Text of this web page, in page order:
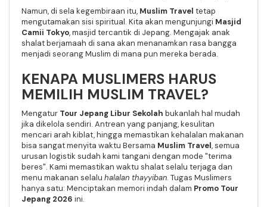
Namun, di sela kegembiraan itu, Muslim Travel tetap
mengutamakan sisi spiritual. Kita akan mengunjungi Masjid
Camii Tokyo, masjid tercantik di Jepang. Mengajak anak
shalat berjamaah di sana akan menanamkan rasa bangga
menjadi seorang Muslim di mana pun mereka berada.
KENAPA MUSLIMERS HARUS
MEMILIH MUSLIM TRAVEL?
Mengatur Tour Jepang Libur Sekolah bukanlah hal mudah
jika dikelola sendiri. Antrean yang panjang, kesulitan
mencari arah kiblat, hingga memastikan kehalalan makanan
bisa sangat menyita waktu Bersama Muslim Travel, semua
urusan logistik sudah kami tangani dengan mode "terima
beres". Kami memastikan waktu shalat selalu terjaga dan
menu makanan selalu halalan thayyiban. Tugas Muslimers
hanya satu: Menciptakan memori indah dalam Promo Tour
Jepang 2026 ini.